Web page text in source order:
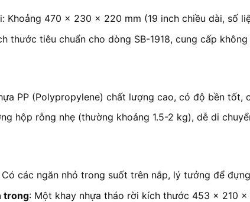
Khoảng 470 x 230 x 220 mm (19 inch chiều dài, số
thước tiêu chuẩn cho dòng SB-1918, cung cấp
PP (Polypropylene) chất lượng cao, có độ bền tốt,
hộp rỗng nhẹ (thường khoảng 1.5-2 kg), dễ di
Có các ngăn nhỏ trong suốt trên nắp, lý tưởng để
trong: Một khay nhựa tháo rời kích thước 453 x 210